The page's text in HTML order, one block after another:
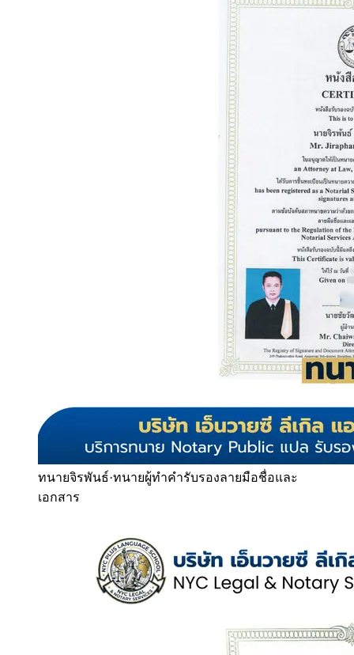
ทนายจิรพันธ์·ทนายผู้ทำคำรับรองลายมือชื่อและ
เอกสาร